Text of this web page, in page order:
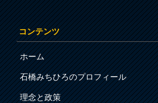
コンテンツ
ホーム
石橋みちひろのプロフィール
理念と政策